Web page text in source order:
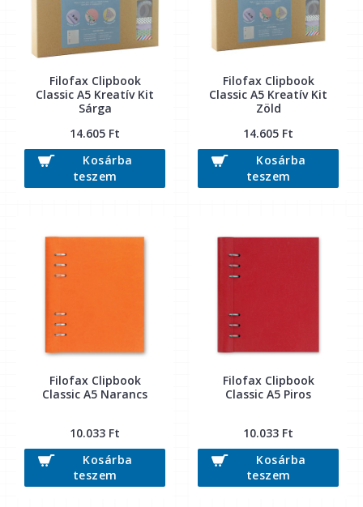
Filofax Clipbook
Classic A5 Kreatív Kit
Sárga
14.605 Ft
Kosárba
teszem
Filofax Clipbook
Classic A5 Kreatív Kit
Zöld
14.605 Ft
Kosárba
teszem
Filofax Clipbook
Classic A5 Narancs
10.033 Ft
Kosárba
teszem
Filofax Clipbook
Classic A5 Piros
10.033 Ft
Kosárba
teszem